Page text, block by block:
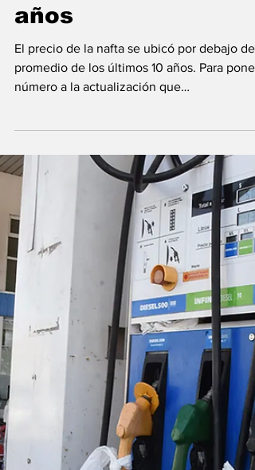
3 nov 2023
Atraso tarifario: el
precio de las naftas
El precio de la nafta se ubicó por debajo del
promedio de los últimos 10 años. Para
número a la actualización que
ineludiblemente...